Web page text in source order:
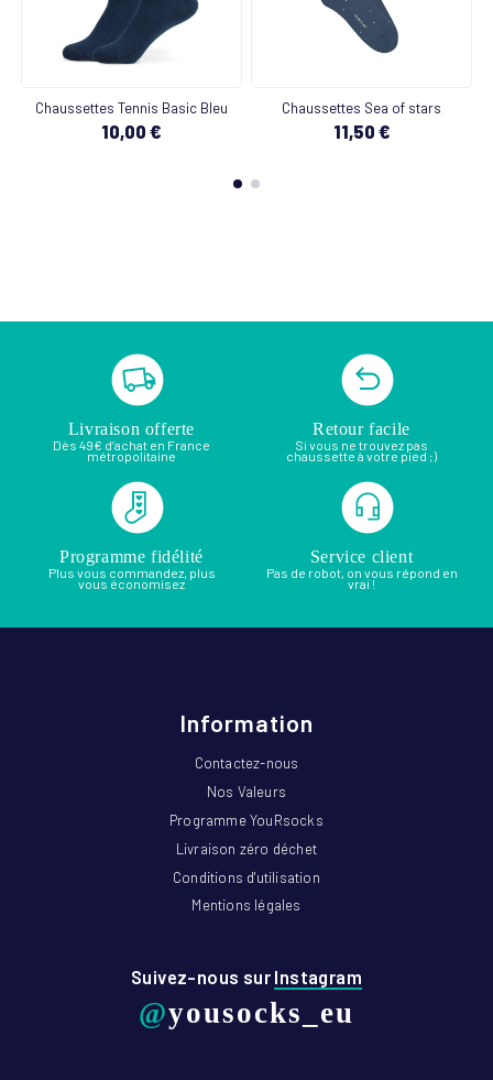
Chaussettes Tennis Basic Bleu
10,00 €
Chaussettes Sea of stars
11,50 €
Livraison offerte
Dès 49€ d’achat en France
métropolitaine
Retour facile
Si vous ne trouvez pas
chaussette à votre pied ;)
Programme fidélité
Plus vous commandez, plus
vous économisez
Service client
Pas de robot, on vous répond en
vrai !
Information
Contactez-nous
Nos Valeurs
Programme YouRsocks
Livraison zéro déchet
Conditions d'utilisation
Mentions légales
Suivez-nous sur Instagram
@yousocks_eu